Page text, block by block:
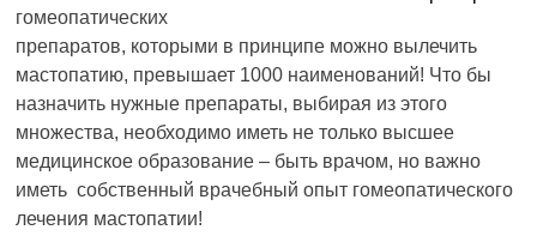
гомеопатических
препаратов, которыми в принципе можно вылечить
мастопатию, превышает 1000 наименований! Что бы
назначить нужные препараты, выбирая из этого
множества, необходимо иметь не только высшее
медицинское образование – быть врачом, но важно
иметь собственный врачебный опыт гомеопатического
лечения мастопатии!